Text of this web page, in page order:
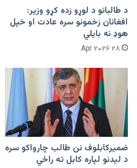
د طالبانو د لوړو زده کړو وزیر:
افغانان زخمونو سره عادت او خپل
هوډ نه بایلي
۲۸ Apr ۲۰۲۶
ضمیرکابلوف نن طالب چارواکو سره
د لیدنو لپاره کابل ته راځي